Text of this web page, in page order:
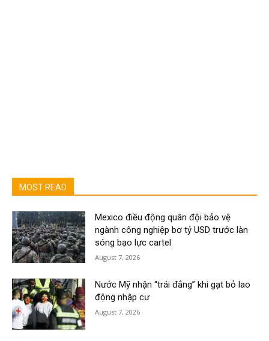
MOST READ
Mexico điều động quân đội bảo vệ
ngành công nghiệp bơ tỷ USD trước làn
sóng bạo lực cartel
August 7, 2026
Nước Mỹ nhận “trái đắng” khi gạt bỏ lao
động nhập cư
August 7, 2026